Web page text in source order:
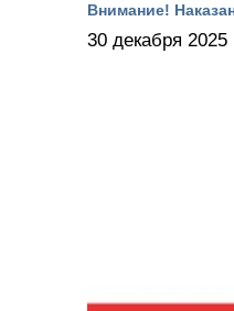
Внимание!
30 декабря 2025